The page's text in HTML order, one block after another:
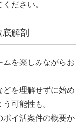
ださい。
解剖
ムを楽しみながらお
どを理解せずに始め
可能性も。
ポイ活案件の概要か